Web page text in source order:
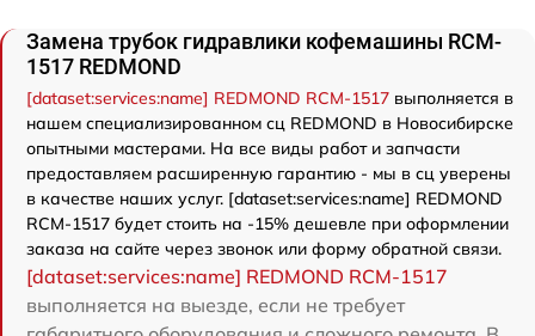
Замена трубок гидравлики кофемашины RCM-
1517 REDMOND
[dataset:services:name] REDMOND RCM-1517 выполняется в
нашем специализированном сц REDMOND в Новосибирске
опытными мастерами. На все виды работ и запчасти
предоставляем расширенную гарантию - мы в сц уверены
в качестве наших услуг. [dataset:services:name] REDMOND
RCM-1517 будет стоить на -15% дешевле при оформлении
заказа на сайте через звонок или форму обратной связи.
[dataset:services:name] REDMOND RCM-1517
выполняется на выезде, если не требует